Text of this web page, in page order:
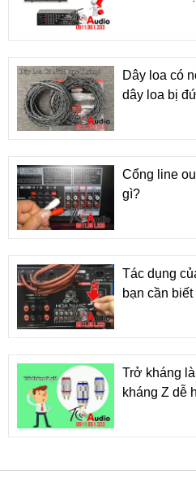
Dây loa có
dây loa bị
Cổng line
gì?
Tác dụng
bạn cần biết
Trở kháng
kháng Z dễ